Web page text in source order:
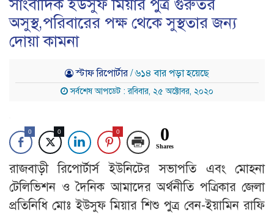
সাংবাদিক ইউসুফ মিয়ার পুত্র গুরুতর
অসুস্থ,পরিবারের পক্ষ থেকে সুস্থতার জন্য
দোয়া কামনা
স্টাফ রিপোর্টার/ ৬১৪ বার পড়া হয়েছে
সর্বশেষ আপডেট : রবিবার, ২৫ অক্টোবর, ২০২০
0 0 0 0
Shares
রাজবাড়ী রিপোর্টার্স ইউনিটের সভাপতি এবং মোহনা
টেলিভিশন ও দৈনিক আমাদের অর্থনীতি পত্রিকার জেলা
প্রতিনিধি মোঃ ইউসুফ মিয়ার শিশু পুত্র বেন-ইয়ামিন রাফি